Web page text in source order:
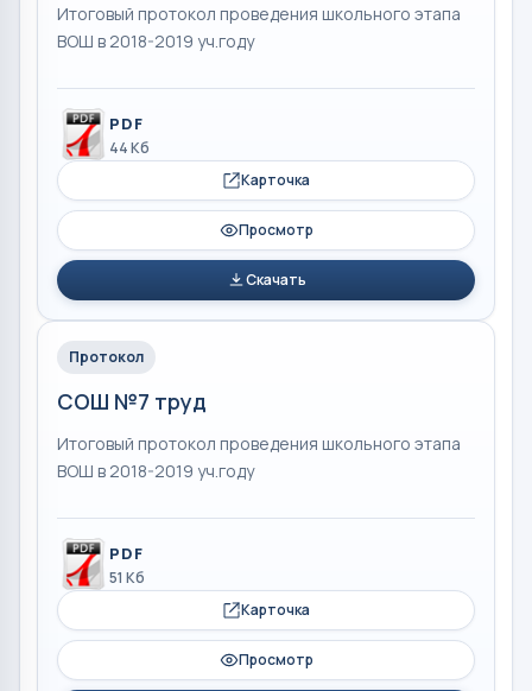
Итоговый протокол проведения школьного этапа
ВОШ в 2018-2019 уч.году
PDF
44 Кб
Карточка
Просмотр
Скачать
Протокол
СОШ №7 труд
Итоговый протокол проведения школьного этапа
ВОШ в 2018-2019 уч.году
PDF
51 Кб
Карточка
Просмотр